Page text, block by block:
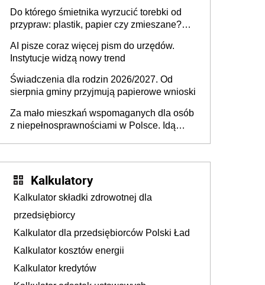
Do którego śmietnika wyrzucić torebki od
przypraw: plastik, papier czy zmieszane?
AI pisze coraz więcej pism do urzędów.
Instytucje widzą nowy trend
Świadczenia dla rodzin 2026/2027. Od
sierpnia gminy przyjmują papierowe wnioski
Za mało mieszkań wspomaganych dla osób
z niepełnosprawnościami w Polsce. Idą
Kalkulatory
Kalkulator składki zdrowotnej dla
przedsiębiorcy
Kalkulator dla przedsiębiorców Polski Ład
Kalkulator kosztów energii
Kalkulator kredytów